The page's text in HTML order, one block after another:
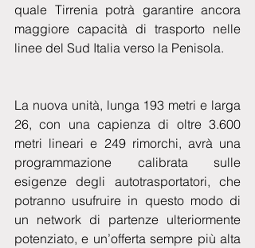
quale Tirrenia potrà garantire ancora
maggiore capacità di trasporto nelle
linee del Sud Italia verso la Penisola.
La nuova unità, lunga 193 metri e larga
26, con una capienza di oltre 3.600
metri lineari e 249 rimorchi, avrà una
programmazione calibrata sulle
esigenze degli autotrasportatori, che
potranno usufruire in questo modo di
un network di partenze ulteriormente
potenziato, e un’offerta sempre più alta